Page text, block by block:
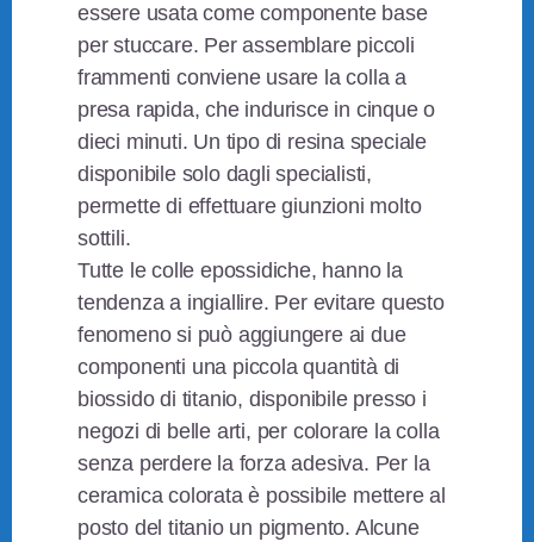
essere usata come componente base
per stuccare. Per assemblare piccoli
frammenti conviene usare la colla a
presa rapida, che indurisce in cinque o
dieci minuti. Un tipo di resina speciale
disponibile solo dagli specialisti,
permette di effettuare giunzioni molto
sottili.
Tutte le colle epossidiche, hanno la
tendenza a ingiallire. Per evitare questo
fenomeno si può aggiungere ai due
componenti una piccola quantità di
biossido di titanio, disponibile presso i
negozi di belle arti, per colorare la colla
senza perdere la forza adesiva. Per la
ceramica colorata è possibile mettere al
posto del titanio un pigmento. Alcune